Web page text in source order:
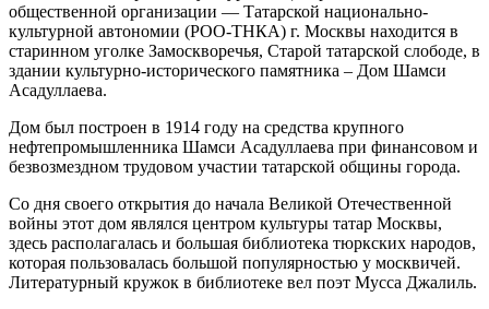
общественной организации — Татарской национально-
культурной автономии (РОО-ТНКА) г. Москвы находится в
старинном уголке Замоскворечья, Старой татарской слободе, в
здании культурно-исторического памятника – Дом Шамси
Асадуллаева.
Дом был построен в 1914 году на средства крупного
нефтепромышленника Шамси Асадуллаева при финансовом и
безвозмездном трудовом участии татарской общины города.
Со дня своего открытия до начала Великой Отечественной
войны этот дом являлся центром культуры татар Москвы,
здесь располагалась и большая библиотека тюркских народов,
которая пользовалась большой популярностью у москвичей.
Литературный кружок в библиотеке вел поэт Мусса Джалиль.